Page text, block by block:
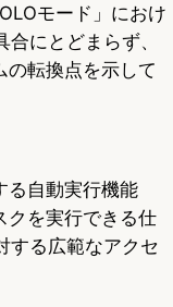
モード」におけ
にとどまらず、
の転換点を示して
る自動実行機能
クを実行できる仕
する広範なアクセ